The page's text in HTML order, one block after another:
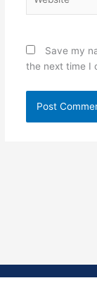
Save my
the next time I